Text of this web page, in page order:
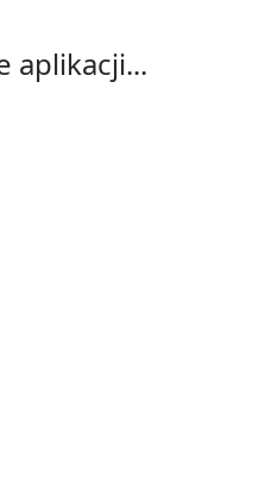
aplikacji...